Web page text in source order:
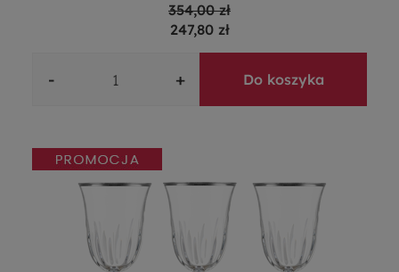
354,00 zł
247,80 zł
- + Do koszyka